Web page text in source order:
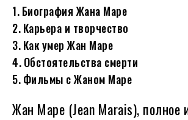
Биография Жана Маре
Карьера и творчество
Как умер Жан Маре
Обстоятельства смерти
Фильмы с Жаном Маре
Жан Маре (Jean Marais),